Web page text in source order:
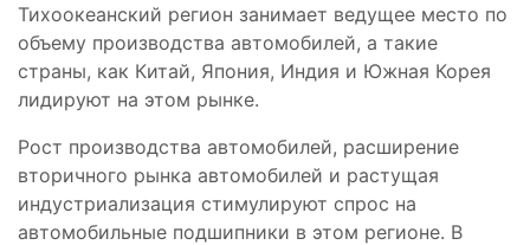
Тихоокеанский регион занимает ведущее место по
объему производства автомобилей, а такие
страны, как Китай, Япония, Индия и Южная Корея
лидируют на этом рынке.
Рост производства автомобилей, расширение
вторичного рынка автомобилей и растущая
индустриализация стимулируют спрос на
автомобильные подшипники в этом регионе. В